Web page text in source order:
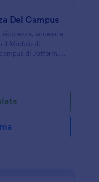
Del Campus
accessi e
il Modulo di
di Jotform,
comuni.